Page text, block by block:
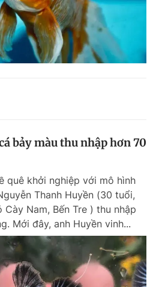
bảy màu thu nhập hơn 70
quê khởi nghiệp với mô hình
Thanh Huyền (30 tuổi,
Cày Nam, Bến Tre ) thu nhập
Mới đây, anh Huyền vinh...